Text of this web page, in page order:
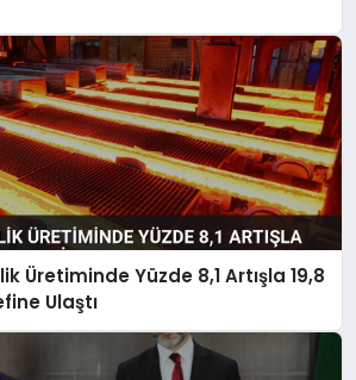
Üretiminde Yüzde 8,1 Artışla 19,8
Ulaştı